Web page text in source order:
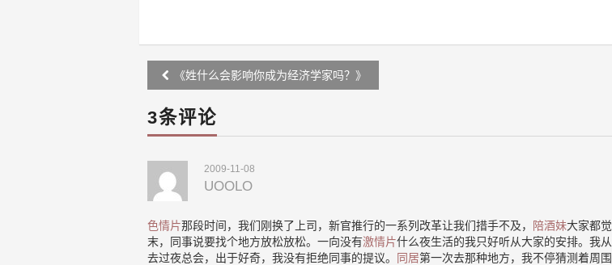
Post
navigation
《姓什么会影响你成为经济学家吗？》
3条评论
2009-11-08
UOOLO
色情片那段时间，我们刚换了上司，新官推行的一系列改革让我们措手不及， 陪酒妹大家都
末，同事说要找个地方放松放松。一向没有激情片什么夜生活的我只好听从大家的安排。我
去过夜总会，出于好奇，我没有拒绝同事的提议。
同居第一次去那种地方，我不停猜测着周围